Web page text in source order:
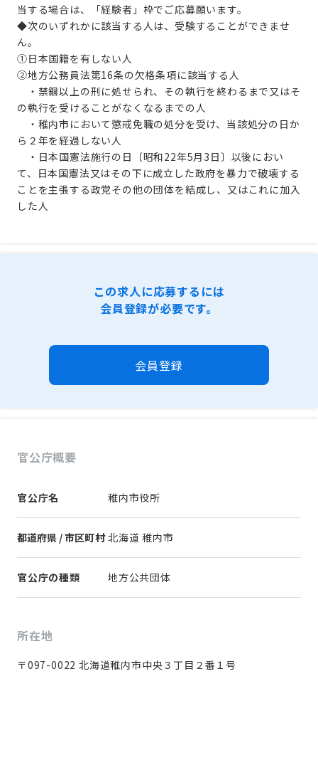
当する場合は、「経験者」枠でご応募願います。
◆次のいずれかに該当する人は、受験することができませ
ん。
①日本国籍を有しない人
②地方公務員法第16条の欠格条項に該当する人
・禁錮以上の刑に処せられ、その執行を終わるまで又はそ
の執行を受けることがなくなるまでの人
・稚内市において懲戒免職の処分を受け、当該処分の日か
ら２年を経過しない人
・日本国憲法施行の日〔昭和22年5月3日〕以後におい
て、日本国憲法又はその下に成立した政府を暴力で破壊する
ことを主張する政党その他の団体を結成し、又はこれに加入
した人
この求人に応募するには
会員登録が必要です。
会員登録
官公庁概要
官公庁名 稚内市役所
都道府県 / 市区町村 北海道 稚内市
官公庁の種類 地方公共団体
所在地
〒097-0022 北海道稚内市中央３丁目２番１号